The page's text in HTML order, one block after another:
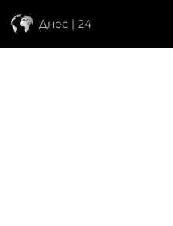
Днес | 24